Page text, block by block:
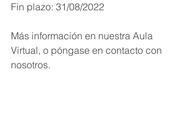
Fin plazo: 31/08/2022
Más información en nuestra Aula
Virtual, o póngase en contacto con
nosotros.